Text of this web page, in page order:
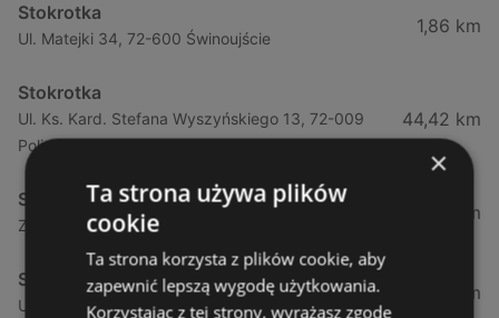
Stokrotka
Ul. Matejki 34, 72-600 Świnoujście
1,86 km
Stokrotka
Ul. Ks. Kard. Stefana Wyszyńskiego 13, 72-009
Police
44,42 km
Stokrotka
Zamenhofa 7a, 72-010 Police
44,49 km
Stokrotka
Ul. Górna (obok Szczecina) 7a, 71-218 Mierzyn
50,66 km
×
Ta strona używa plików
cookie
Ta strona korzysta z plików cookie, aby
zapewnić lepszą wygodę użytkowania.
Korzystając z tej strony, wyrażasz zgodę